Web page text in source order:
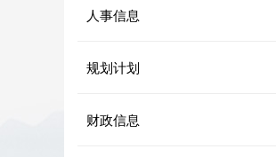
人事信息
规划计划
财政信息